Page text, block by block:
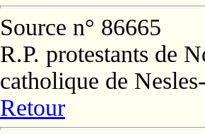
Source n° 86665
R.P. protestants de
catholique de
Retour